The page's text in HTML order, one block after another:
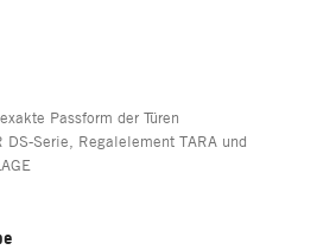
Passform der Türen
DS-Serie, Regalelement TARA und